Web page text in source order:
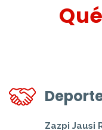
Zazpi Jausi